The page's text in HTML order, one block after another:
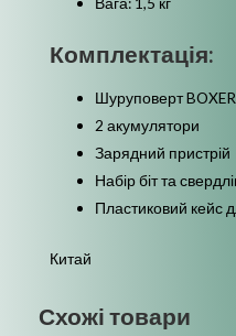
Комплектація:
Шуруповерт
2 акумулятори
Зарядний пристрій
Набір біт та
Пластиковий кейс
Китай
Схожі товари